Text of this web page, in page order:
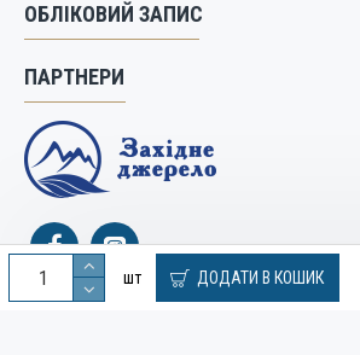
шт ДОДАТИ В КОШИК
ОБЛІКОВИЙ ЗАПИС
ПАРТНЕРИ